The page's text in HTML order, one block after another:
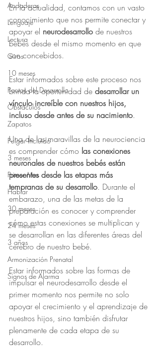
Andaderas
Lenguaje
Lectura
Giros
10 meses
Pautas del Desarrollo
Obstáculos
Zapatos
Pulgar Incluido
3 meses
Primer Mes
Hablar
30 meses
24 meses
3 años
Armonización Prenatal
Signos de Alarma
En la actualidad, contamos con un vasto
conocimiento que nos permite conectar y
apoyar el neurodesarrollo de nuestros
bebés desde el mismo momento en que
son concebidos.
Estar informados sobre este proceso nos
brinda la oportunidad de desarrollar un
vínculo increíble con nuestros hijos,
incluso desde antes de su nacimiento.
Una de las maravillas de la neurociencia
es comprender cómo las conexiones
neuronales de nuestros bebés están
presentes desde las etapas más
tempranas de su desarrollo. Durante el
embarazo, una de las metas de la
preparación es conocer y comprender
cómo estas conexiones se multiplican y
se desarrollan en las diferentes áreas del
cerebro de nuestro bebé.
Estar informados sobre las formas de
impulsar el neurodesarrollo desde el
primer momento nos permite no solo
apoyar el crecimiento y el aprendizaje de
nuestros hijos, sino también disfrutar
plenamente de cada etapa de su
desarrollo.